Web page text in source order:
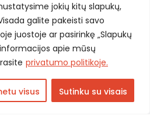
jokių kitų slapukų,
galite pakeisti savo
juostoje ar pasirinkę „Slapukų
apie mūsų
privatumo politikoje.
visus Sutinku su visais